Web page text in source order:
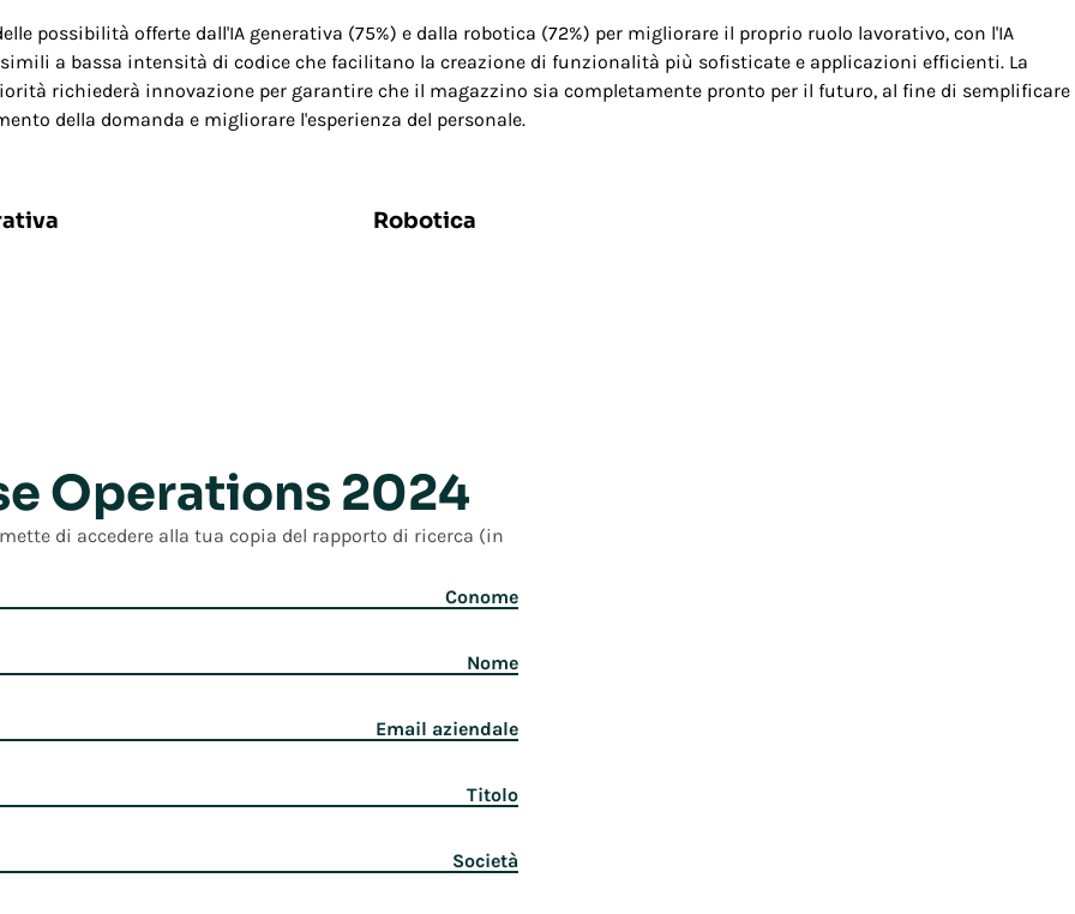
possibilità offerte dall'IA generativa (75%) e dalla robotica (72%) per migliorare il proprio ruolo lavorativo, con l'IA
a bassa intensità di codice che facilitano la creazione di funzionalità più sofisticate e applicazioni efficienti. La
richiederà innovazione per garantire che il magazzino sia completamente pronto per il futuro, al fine di semplificare
della domanda e migliorare l'esperienza del personale.
Robotica
Operations 2024
di accedere alla tua copia del rapporto di ricerca (in
Conome
Nome
Email aziendale
Titolo
Società